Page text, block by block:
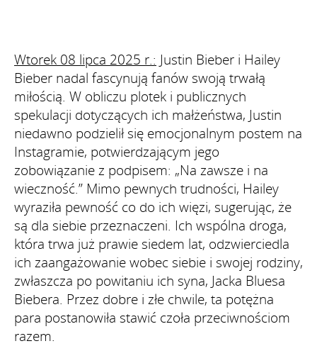
Wtorek 08 lipca 2025 r.: Justin Bieber i Hailey
Bieber nadal fascynują fanów swoją trwałą
miłością. W obliczu plotek i publicznych
spekulacji dotyczących ich małżeństwa, Justin
niedawno podzielił się emocjonalnym postem na
Instagramie, potwierdzającym jego
zobowiązanie z podpisem: „Na zawsze i na
wieczność.” Mimo pewnych trudności, Hailey
wyraziła pewność co do ich więzi, sugerując, że
są dla siebie przeznaczeni. Ich wspólna droga,
która trwa już prawie siedem lat, odzwierciedla
ich zaangażowanie wobec siebie i swojej rodziny,
zwłaszcza po powitaniu ich syna, Jacka Bluesa
Biebera. Przez dobre i złe chwile, ta potężna
para postanowiła stawić czoła przeciwnościom
razem.